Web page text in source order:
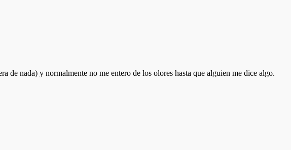
de nada) y normalmente no me entero de los olores hasta que alguien me dice algo.